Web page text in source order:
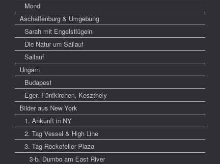
Mond
Aschaffenburg & Umgebung
Sarah mit Engelsflügeln
Die Natur um Sailauf
Sailauf
Ungarn
Budapest
Eger, Fünfkirchen, Keszthely
Bilder aus New York
1. Ankunft in NY
2. Tag Vessel & High Line
3. Tag Rockefeller Plaza
3-b. Dumbo am East River